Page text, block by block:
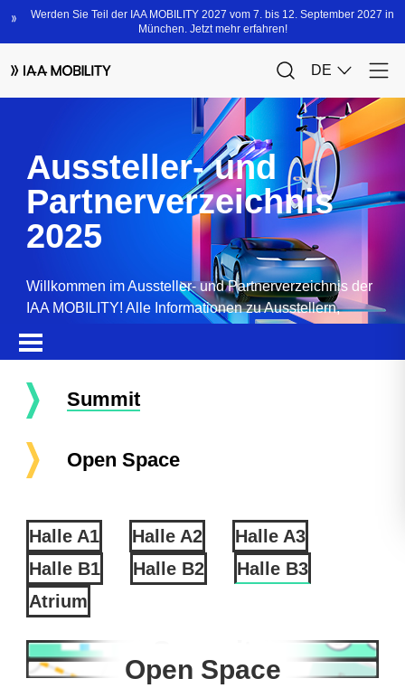
Aussteller- und
Partnerverzeichnis
2025
Willkommen im Aussteller- und Partnerverzeichnis der
IAA MOBILITY! Alle Informationen zu Ausstellern,
Summit
Open Space
Halle A1 Halle A2
Halle A3
Halle B1
Halle B2
Halle B3
Atrium
Open Space